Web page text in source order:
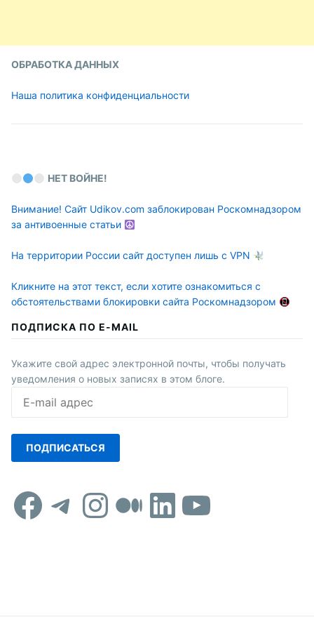
ОБРАБОТКА ДАННЫХ
Наша политика конфиденциальности
НЕТ ВОЙНЕ!
Внимание! Сайт Udikov.com заблокирован Роскомнадзором
за антивоенные статьи
На территории России сайт доступен лишь с VPN
Кликните на этот текст, если хотите ознакомиться с
обстоятельствами блокировки сайта Роскомнадзором
ПОДПИСКА ПО E-MAIL
Укажите свой адрес электронной почты, чтобы получать
уведомления о новых записях в этом блоге.
mail
ПОДПИСАТЬСЯ
Facebook
Telegram
Instagram
Средний
LinkedIn